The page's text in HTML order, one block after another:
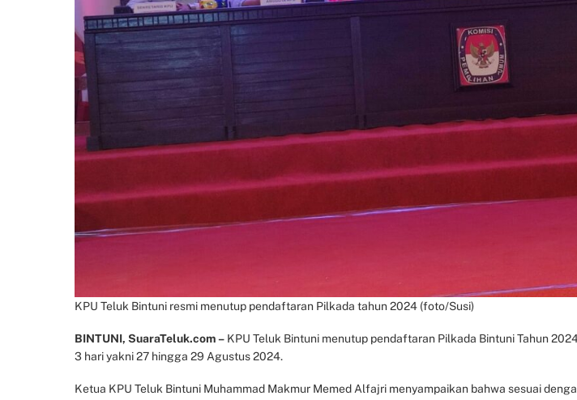
KPU Teluk Bintuni resmi menutup pendaftaran Pilkada tahun 2024 (foto/Susi)
BINTUNI, SuaraTeluk.com – KPU Teluk Bintuni menutup pendaftaran Pilkada Bintuni Tahun
3 hari yakni 27 hingga 29 Agustus 2024.
Ketua KPU Teluk Bintuni Muhammad Makmur Memed Alfajri menyampaikan bahwa sesuai